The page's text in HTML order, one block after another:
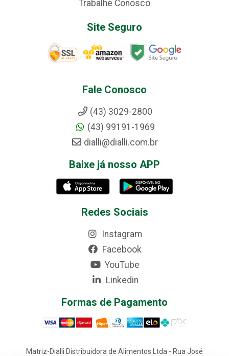
Trabalhe Conosco
Site Seguro
Fale Conosco
(43) 3029-2800
(43) 99191-1969
dialli@dialli.com.br
Baixe já nosso APP
Redes Sociais
Instagram
Facebook
YouTube
Linkedin
Formas de Pagamento
Matriz-Dialli Distribuidora de Alimentos Ltda - Rua José